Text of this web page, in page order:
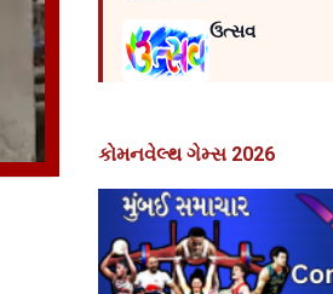
ઉત્સવ
કોમનવેલ્થ ગેમ્સ 2026